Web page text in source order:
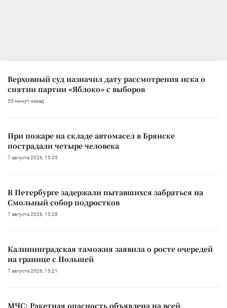
Верховный суд назначил дату рассмотрения иска о
снятии партии «Яблоко» с выборов
55 минут назад
При пожаре на складе автомасел в Брянске
пострадали четыре человека
7 августа 2026, 15:35
В Петербурге задержали пытавшихся забраться на
Смольный собор подростков
7 августа 2026, 15:28
Калининградская таможня заявила о росте очередей
на границе с Польшей
7 августа 2026, 15:21
МЧС: Ракетная опасность объявлена на всей